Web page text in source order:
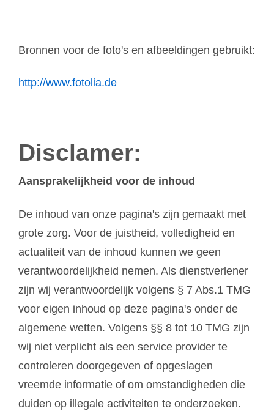
Bronnen voor de foto's en afbeeldingen gebruikt:
http://www.fotolia.de
Disclamer:
Aansprakelijkheid voor de inhoud
De inhoud van onze pagina's zijn gemaakt met
grote zorg. Voor de juistheid, volledigheid en
actualiteit van de inhoud kunnen we geen
verantwoordelijkheid nemen. Als dienstverlener
zijn wij verantwoordelijk volgens § 7 Abs.1 TMG
voor eigen inhoud op deze pagina's onder de
algemene wetten. Volgens §§ 8 tot 10 TMG zijn
wij niet verplicht als een service provider te
controleren doorgegeven of opgeslagen
vreemde informatie of om omstandigheden die
duiden op illegale activiteiten te onderzoeken.